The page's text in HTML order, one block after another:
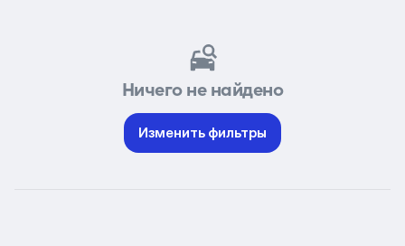
Ничего не найдено
Изменить фильтры